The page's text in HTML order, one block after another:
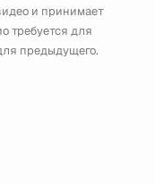
и принимает
требуется для
предыдущего.